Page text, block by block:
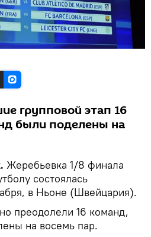
групповой этап 16
были поделены на
Жеребьевка 1/8 финала
состоялась
в Ньоне (Швейцария).
преодолели 16 команд,
на восемь пар.